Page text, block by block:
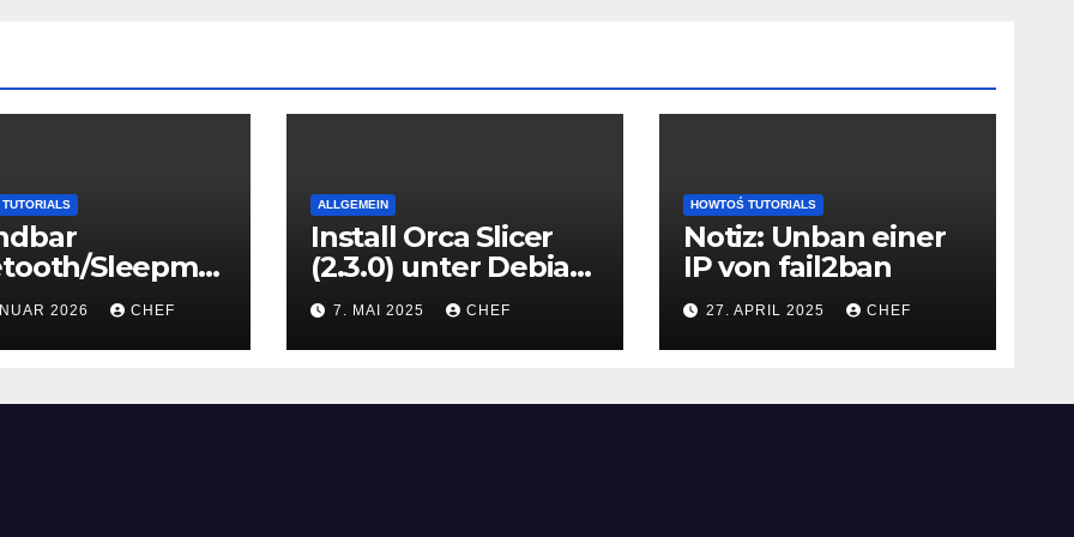
Sleepmo
fix
2026 CHEF
ALLGEMEIN
Install Orca Slicer
(2.3.0) unter Debian
(13 Trixie)
7. MAI 2025 CHEF
HOWTOŚ TUTORIALS
Notiz: Unban einer
IP von fail2ban
27. APRIL 2025 CHEF